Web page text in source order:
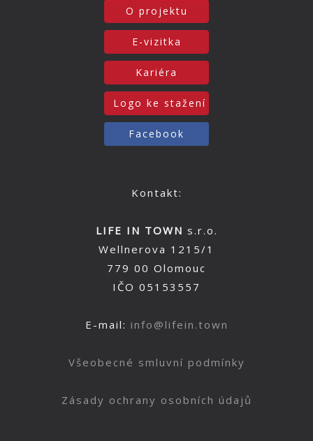
O projektu
E-vizitka
Kariéra
Logo ke stažení
Facebook
Kontakt:
LIFE IN TOWN s.r.o.
Wellnerova 1215/1
779 00 Olomouc
IČO 05153557
E-mail: info@lifein.town
Všeobecné smluvní podmínky
Zásady ochrany osobních údajů